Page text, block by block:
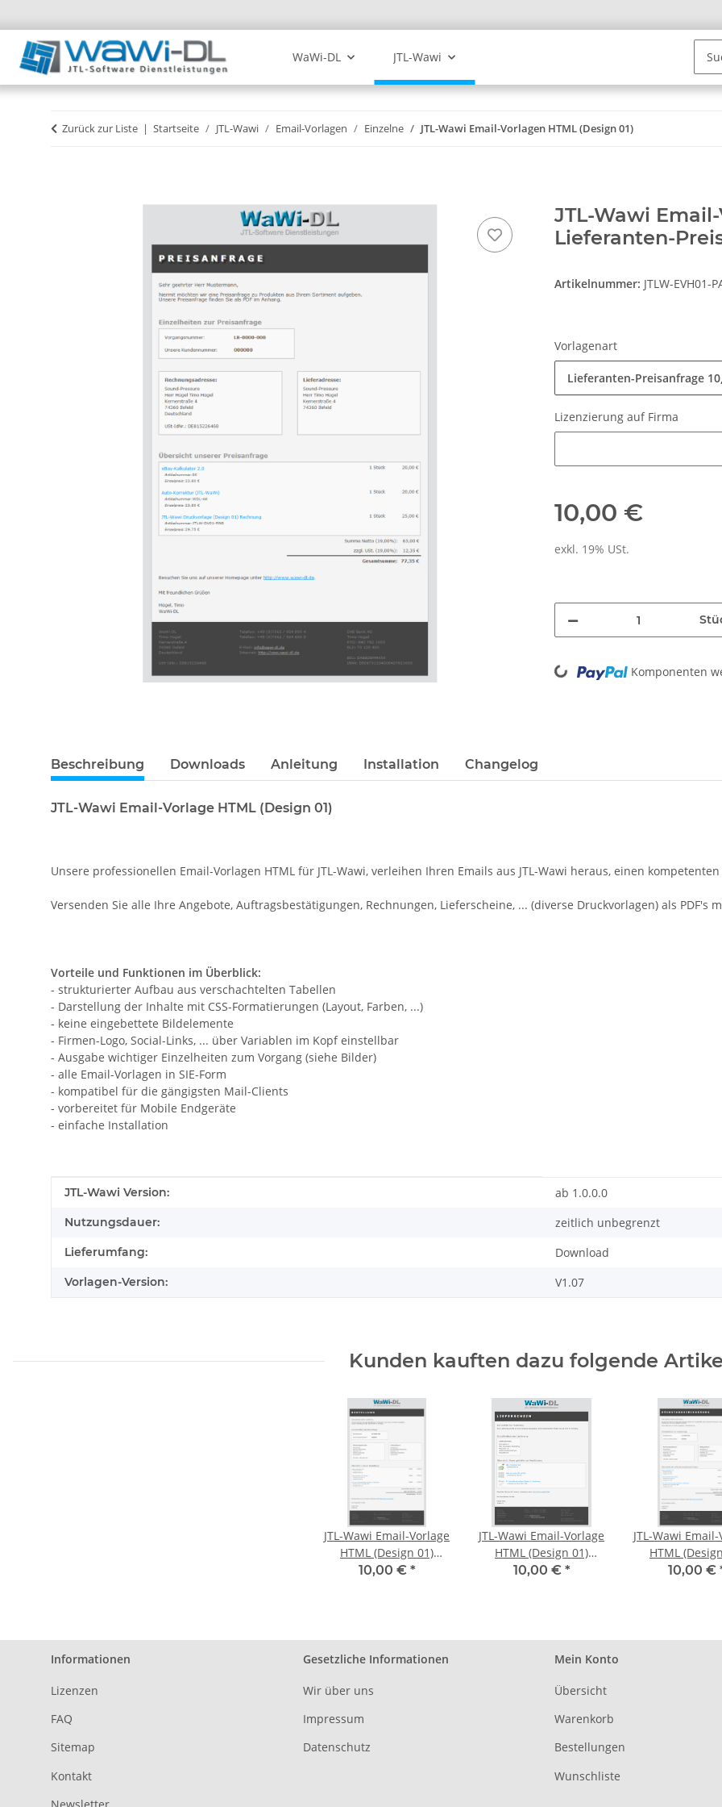
WaWi-DL JTL-Wawi
Zurück zur Liste Startseite JTL-Wawi Email-Vorlagen Einzelne JTL-Wawi Email-Vorlagen HTML (Design 01)
JTL-Wawi
Lieferanten-
Artikelnummer: JTLW-EVH01-
Vorlagenart
Lieferanten-Preisanfrage
Lizenzierung auf Firma
10,00 €
exkl. 19% USt.
Loading... Komponenten
Beschreibung Downloads Anleitung Installation Changelog
JTL-Wawi Email-Vorlage HTML (Design 01)
Unsere professionellen Email-Vorlagen HTML für JTL-Wawi, verleihen Ihren Emails aus JTL-Wawi heraus, einen
Versenden Sie alle Ihre Angebote, Auftragsbestätigungen, Rechnungen, Lieferscheine, ... (diverse Druckvorlagen) als PDF's
Vorteile und Funktionen im Überblick:
- strukturierter Aufbau aus verschachtelten Tabellen
- Darstellung der Inhalte mit CSS-Formatierungen (Layout, Farben, ...)
- keine eingebettete Bildelemente
- Firmen-Logo, Social-Links, ... über Variablen im Kopf einstellbar
- Ausgabe wichtiger Einzelheiten zum Vorgang (siehe Bilder)
- alle Email-Vorlagen in SIE-Form
- kompatibel für die gängigsten Mail-Clients
- vorbereitet für Mobile Endgeräte
- einfache Installation
Produkteigenschaft
Wert
JTL-Wawi Version: ab 1.0.0.0
Nutzungsdauer: zeitlich unbegrenzt
Lieferumfang: Download
Vorlagen-Version: V1.07
Kunden kauften dazu folgende
JTL-Wawi Email-Vorlage
HTML (Design 01)
Lieferanten-Bestellung
10,00 € *
JTL-Wawi Email-Vorlage
HTML (Design 01)
Lieferschein
10,00 € *
JTL-Wawi
HTML (Design 01)
10,00 €
Informationen
Lizenzen
FAQ
Sitemap
Kontakt
Gesetzliche Informationen
Wir über uns
Impressum
Datenschutz
Mein Konto
Übersicht
Warenkorb
Bestellungen
Wunschliste